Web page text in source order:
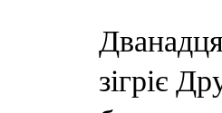
зігріє